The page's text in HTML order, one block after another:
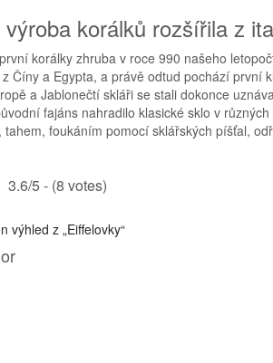
korálků rozšířila z
korálky zhruba v roce 990 našeho
Číny a Egypta, a právě odtud pochází první
a Jablonečtí skláři se stali dokonce
fajáns nahradilo klasické sklo v
foukáním pomocí sklářských píšťal,
3.6/5 - (8 votes)
výhled z „Eiffelovky“